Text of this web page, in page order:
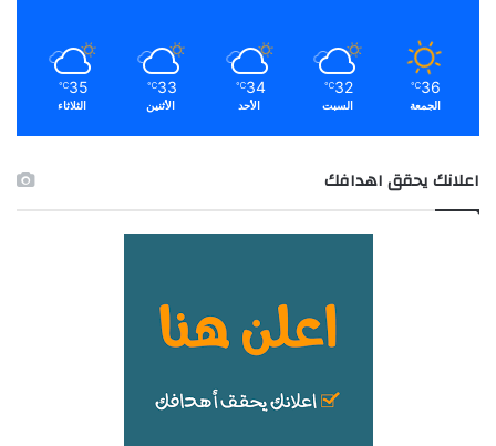
36
℃
الجمعة
32
℃
السبت
34
℃
الأحد
33
℃
الأثنين
35
℃
الثلاثاء
اعلانك يحقق اهدافك